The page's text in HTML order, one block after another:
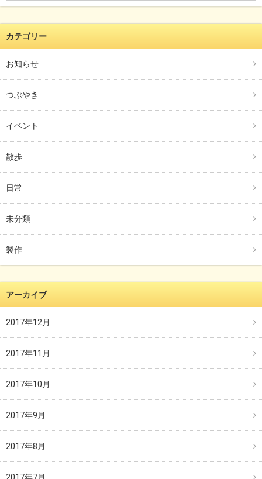
カテゴリー
お知らせ
つぶやき
イベント
散歩
日常
未分類
製作
アーカイブ
2017年12月
2017年11月
2017年10月
2017年9月
2017年8月
2017年7月